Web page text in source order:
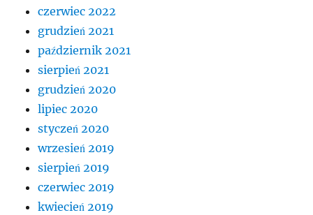
czerwiec 2022
grudzień 2021
październik 2021
sierpień 2021
grudzień 2020
lipiec 2020
styczeń 2020
wrzesień 2019
sierpień 2019
czerwiec 2019
kwiecień 2019